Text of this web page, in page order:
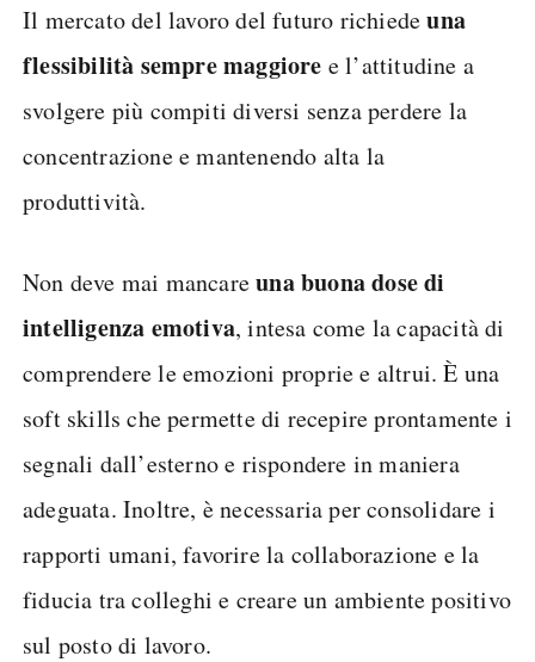
Il mercato del lavoro del futuro richiedeuna
flessibilità sempre maggiore e l’attitudine a
svolgere più compiti diversi senza perdere la
concentrazione e mantenendo alta la
produttività.
Non deve mai mancareuna buona dose di
intelligenza emotiva, intesa come la capacità di
comprendere le emozioni proprie e altrui. È una
soft skills che permette di recepire prontamente i
segnali dall’esterno e rispondere in maniera
adeguata. Inoltre, è necessaria per consolidare i
rapporti umani, favorire la collaborazione e la
fiducia tra colleghi e creare un ambiente positivo
sul posto di lavoro.